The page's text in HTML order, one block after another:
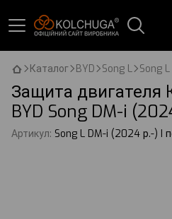
Каталог BYD Song L Song
Защита двигателя
BYD Song DM-i
Артикул: Song L DM-i (2024 р.-) I